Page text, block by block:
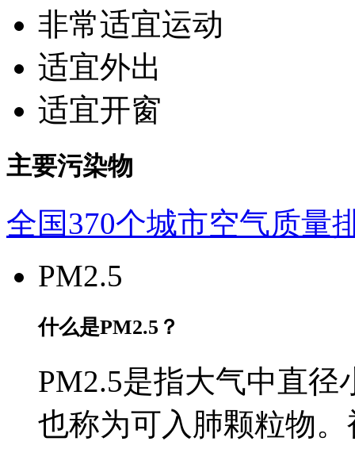
非常适宜运动
适宜外出
适宜开窗
主要污染物
全国370个城市空气质量
PM2.5
什么是PM2.5？
PM2.5是指大气中直径
也称为可入肺颗粒物